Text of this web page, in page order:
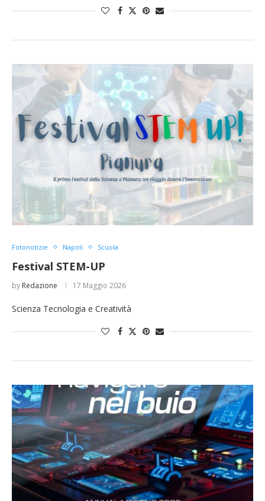
Fotonotizie Napoli Scuola
Festival STEM-UP
by Redazione 17 Maggio 2026
Scienza Tecnologia e Creatività